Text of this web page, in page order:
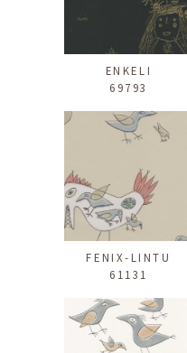
ENKELI
69793
FENIX-LINTU
61131